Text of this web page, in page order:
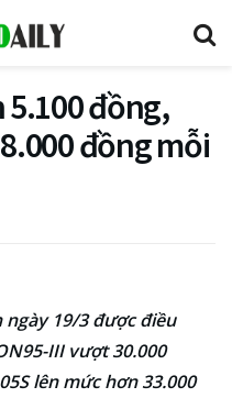
đồng,
đồng mỗi
ngày 19/3 được điều
III vượt 30.000
lên mức hơn 33.000